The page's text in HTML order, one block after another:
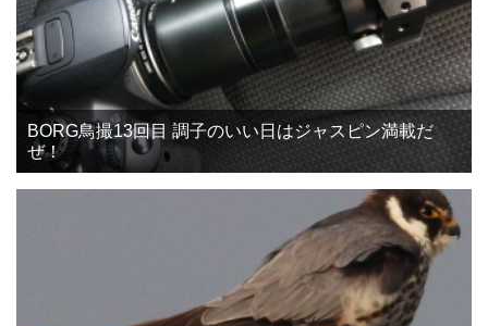
BORG鳥撮13回目 調子のいい日はジャスピン満載だ
ぜ！